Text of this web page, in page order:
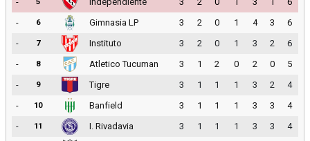
-
6 Gimnasia LP 3 2 0 1 4 3
6
-
7 Instituto 3 2 0 1 3 2
6
-
8 Atletico Tucuman 3 1 2 0 2 0
5
-
9 Tigre 3 1 1 1 3 2
4
-
10 Banfield 3 1 1 1 3 3
4
-
11 I. Rivadavia 3 1 1 1 3 3
4